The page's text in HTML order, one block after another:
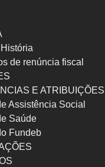
História
de renúncia fiscal
E ATRIBUIÇÕES
Assistência Social
Saúde
Fundeb